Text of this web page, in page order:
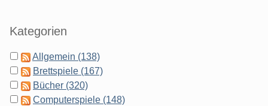
Kategorien
Allgemein (138)
Brettspiele (167)
Bücher (320)
Computerspiele (148)